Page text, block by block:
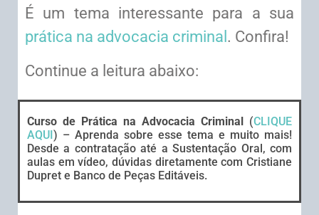
É um tema interessante para a sua
prática na advocacia criminal . Confira!
Continue a leitura abaixo:
Curso de Prática na Advocacia Criminal (CLIQUE
AQUI) – Aprenda sobre esse tema e muito mais!
Desde a contratação até a Sustentação Oral, com
aulas em vídeo, dúvidas diretamente com Cristiane
Dupret e Banco de Peças Editáveis.